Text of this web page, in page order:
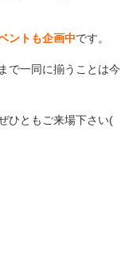
ントも企画中です。
で一同に揃うことは今
ひともご来場下さい(